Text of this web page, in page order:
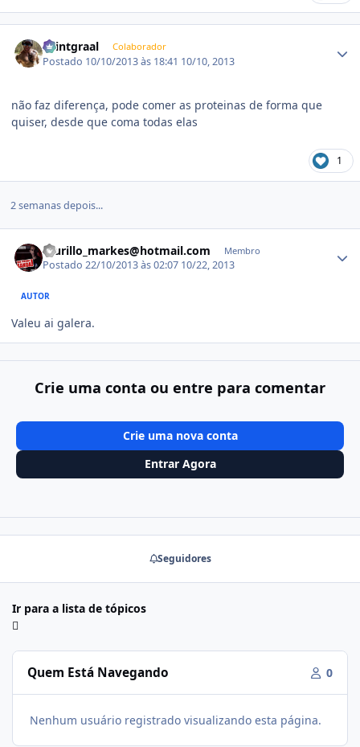
Saintgraal Colaborador
Postado 10/10/2013 às 18:41 10/10, 2013
não faz diferença, pode comer as proteinas de forma que
quiser, desde que coma todas elas
1
2 semanas depois...
murillo_markes@hotmail.com Membro
Postado22/10/2013 às 02:07 10/22, 2013
AUTOR
Valeu ai galera.
Crie uma conta ou entre para comentar
Crie uma nova conta
Entrar Agora
Seguidores
Ir para a lista de tópicos
Quem Está Navegando 0
Nenhum usuário registrado visualizando esta página.